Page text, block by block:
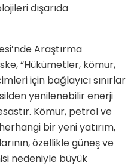
dışarıda
Araştırma
“Hükümetler, kömür,
için bağlayıcı sınırlar
yenilenebilir enerji
Kömür, petrol ve
bir yeni yatırım,
özellikle güneş ve
nedeniyle büyük